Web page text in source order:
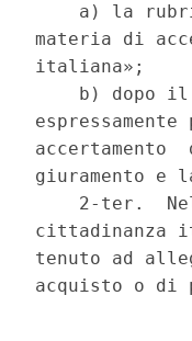
a) la
materia di
italiana»;
b) dopo
giuramento e
2-ter.
cittadinanza
tenuto ad